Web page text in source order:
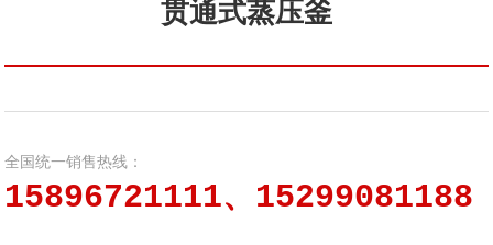
贯通式蒸压釜
全国统一销售热线：
15896721111、15299081188